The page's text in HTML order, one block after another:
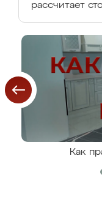
рассчитает
Как